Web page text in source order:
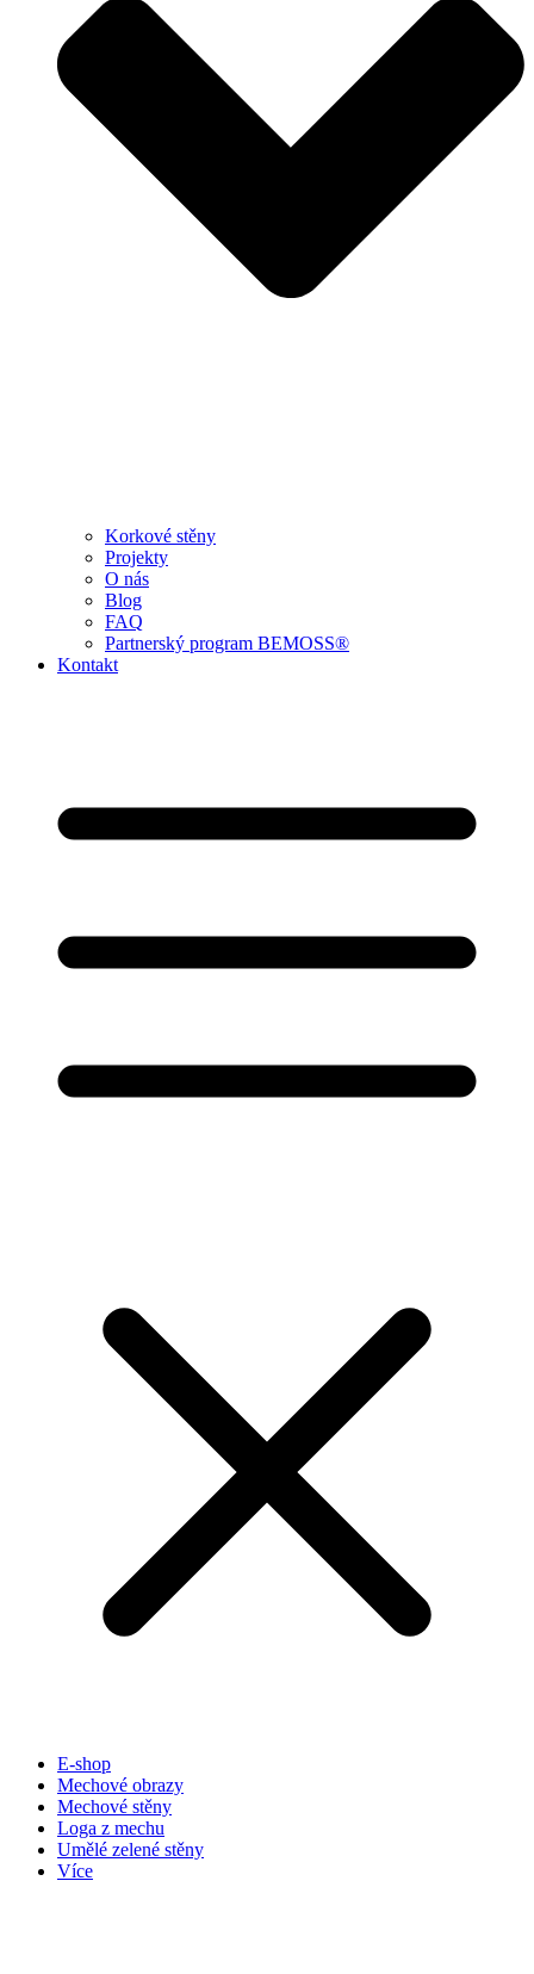
Korkové stěny
Projekty
O nás
Blog
FAQ
Partnerský program BEMOSS®
Kontakt
E-shop
Mechové obrazy
Mechové stěny
Loga z mechu
Umělé zelené stěny
Více